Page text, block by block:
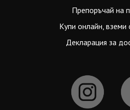
Препоръчай на
Купи онлайн, вземи
Декларация за